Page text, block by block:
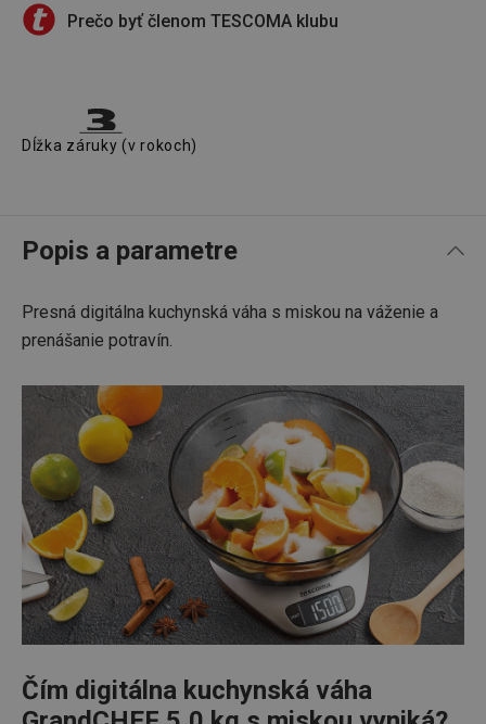
Prečo byť členom TESCOMA klubu
Dĺžka záruky (v rokoch)
Popis a parametre
Presná digitálna kuchynská váha s miskou na váženie a
prenášanie potravín.
Čím digitálna kuchynská váha